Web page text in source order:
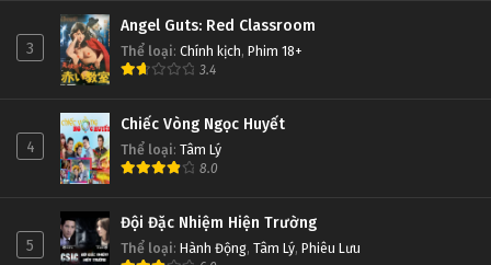
3
Angel Guts: Red Classroom
Thể loại: Chính kịch, Phim 18+
3.4
4
Chiếc Vòng Ngọc Huyết
Thể loại: Tâm Lý
8.0
5
Đội Đặc Nhiệm Hiện Trường
Thể loại: Hành Động, Tâm Lý, Phiêu Lưu